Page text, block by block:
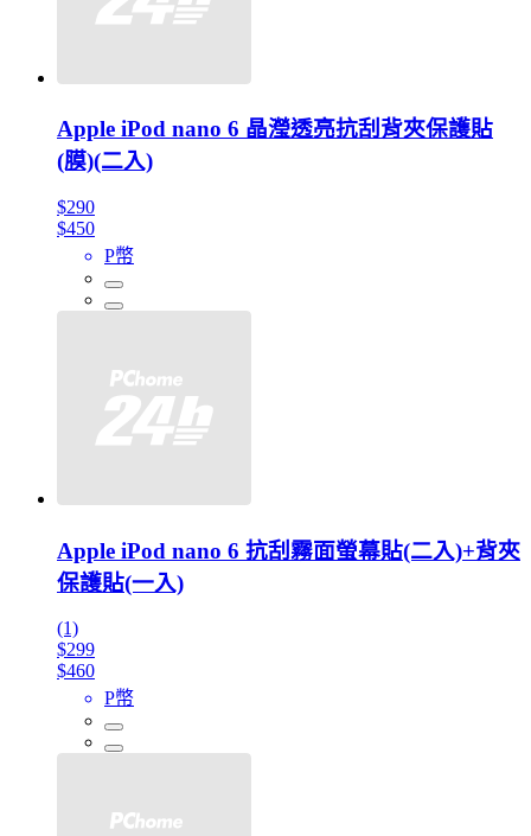
Apple iPod nano 6 晶瀅透亮抗刮背夾保護貼
(膜)(二入)
$290
$450
P幣
Apple iPod nano 6 抗刮霧面螢幕貼(二入)+背夾
保護貼(一入)
(1)
$299
$460
P幣